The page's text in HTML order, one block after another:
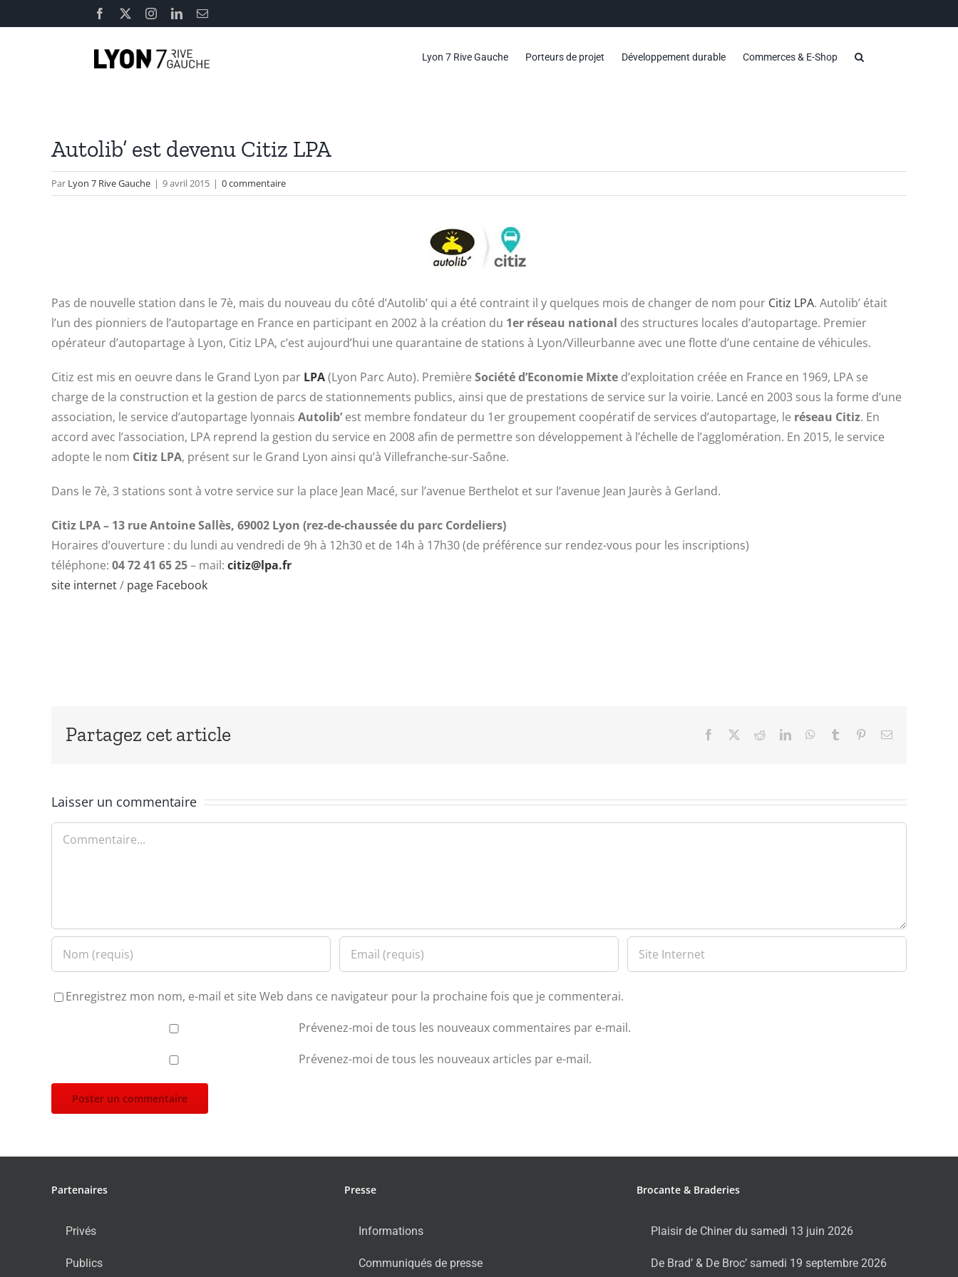
au
Facebook InstagramLinkedInEmail
Lyon 7 Rive Gauche Porteurs de projet Développement durable Commerces & E-Shop
Autolib’ est devenu Citiz LPA
Par Lyon 7 Rive Gauche | 9 avril 2015 | 0 commentaire
Pas de nouvelle station dans le 7è, mais du nouveau du côté d’Autolib’ qui a été contraint il y quelques mois de changer de nom pour Citiz LPA. Autolib’ était
l’un des pionniers de l’autopartage en France en participant en 2002 à la création du 1er réseau national des structures locales d’autopartage. Premier
opérateur d’autopartage à Lyon, Citiz LPA, c’est aujourd’hui une quarantaine de stations à Lyon/Villeurbanne avec une flotte d’une centaine de véhicules.
Citiz est mis en oeuvre dans le Grand Lyon par LPA(Lyon Parc Auto). Première Société d’Economie Mixte d’exploitation créée en France en 1969, LPA se
charge de la construction et la gestion de parcs de stationnements publics, ainsi que de prestations de service sur la voirie. Lancé en 2003 sous la forme d’une
association, le service d’autopartage lyonnais Autolib’est membre fondateur du 1er groupement coopératif de services d’autopartage, le réseau Citiz. En
accord avec l’association, LPA reprend la gestion du service en 2008 afin de permettre son développement à l’échelle de l’agglomération. En 2015, le service
adopte le nom Citiz LPA, présent sur le Grand Lyon ainsi qu’à Villefranche-sur-Saône.
Dans le 7è, 3 stations sont à votre service sur la place Jean Macé, sur l’avenue Berthelot et sur l’avenue Jean Jaurès à Gerland.
Citiz LPA – 13 rue Antoine Sallès, 69002 Lyon (rez-de-chaussée du parc Cordeliers)
Horaires d’ouverture : du lundi au vendredi de 9h à 12h30 et de 14h à 17h30 (de préférence sur rendez-vous pour les inscriptions)
téléphone: 04 72 41 65 25– mail: citiz@lpa.fr
site internet/ page Facebook
Partagez cet article Facebook RedditLinkedInWhatsApp
Tumblr PinterestEmail
Laisser un commentaire
Commentaire
Enregistrez mon nom, e-mail et site Web dans ce navigateur pour la prochaine fois que je commenterai.
Prévenez-moi de tous les nouveaux commentaires par e-mail.
Prévenez-moi de tous les nouveaux articles par e-mail.
Partenaires
Privés
Publics
Presse
Informations
Communiqués de presse
Brocante & Braderies
Plaisir de Chiner du samedi 13 juin 2026
De Brad’ & De Broc’ samedi 19 septembre 2026